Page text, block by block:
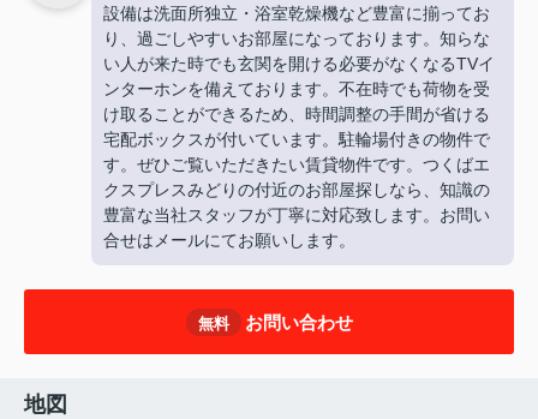
設備は洗面所独立・浴室乾燥機など豊富に揃ってお
り、過ごしやすいお部屋になっております。知らな
い人が来た時でも玄関を開ける必要がなくなるTVイ
ンターホンを備えております。不在時でも荷物を受
け取ることができるため、時間調整の手間が省ける
宅配ボックスが付いています。駐輪場付きの物件で
す。ぜひご覧いただきたい賃貸物件です。つくばエ
クスプレスみどりの付近のお部屋探しなら、知識の
豊富な当社スタッフが丁寧に対応致します。お問い
合せはメールにてお願いします。
無料 お問い合わせ
地図